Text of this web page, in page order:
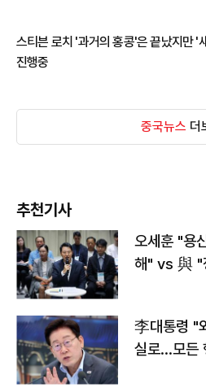
스티븐 로치 '과거의 홍콩'은 끝났지만 '
진행중
중국뉴스 더
추천기사
오세훈 "용
해" vs 與 "
李대통령 "
실로…모든